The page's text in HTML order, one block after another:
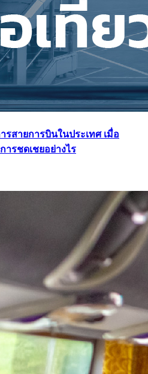
สายการบินในประเทศ เมื่อ
ารชดเชยอย่างไร